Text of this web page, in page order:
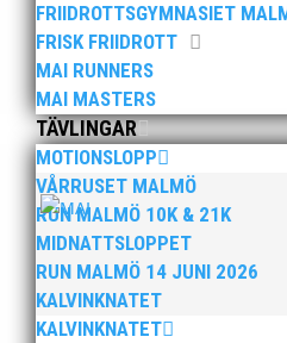
FRIIDROTTSGYMNASIET
FRISK FRIIDROTT
MAI RUNNERS
MAI MASTERS
TÄVLINGAR
MOTIONSLOPP
VÅRRUSET MALMÖ
RUN MALMÖ 10K & 21K
MIDNATTSLOPPET
RUN MALMÖ 14 JUNI 2026
KALVINKNATET
KALVINKNATET
Thobias Montler vann
trean Roos I kulringen
Vi har med stor sorg
Sprint, hopp och